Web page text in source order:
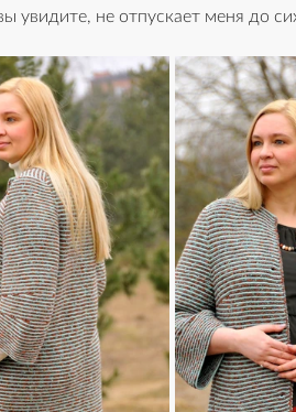
увидите, не отпускает меня до